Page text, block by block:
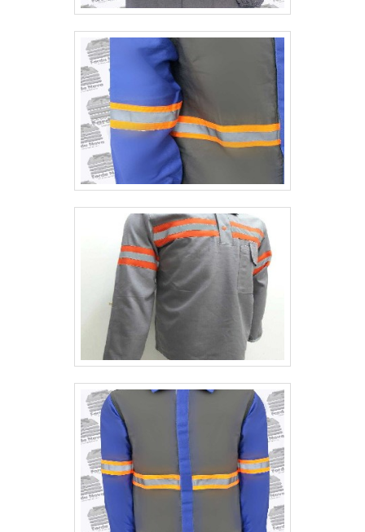
casaco térmico e capuz nr10. É uma
empresa comprometida com seus serviços
e que preza pela segurança, qualificações
possíveis pelo fato de possuir escritório de
alta qualidade onde são realizadas as
atividades e equipamentos de última
geração.Tudo isso, unido a um time de
equipe multidisciplinar de consultores
associados e alta qualidade, garante uma
entrega de excelência de ponta a ponta
para os clientes.